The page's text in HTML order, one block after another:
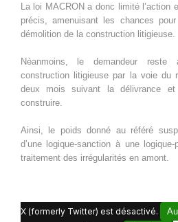
La loi MACRON a donc limité l’action
précis, amenuisant les chances
démolition de la construction litigieuse.
Néanmoins, le demandeur reste
construction litigieuse par la voie du
deux mois suivant la délivrance et
construire.
Ainsi, le poids donné au référé
d’une logique-sanction à une
traitement des irrégularités en amont.
X (formerly Twitter) est désactivé.